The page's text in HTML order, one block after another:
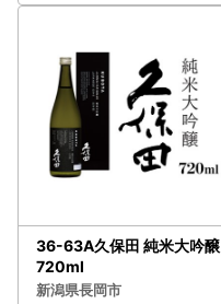
36-63A久保田 純米大吟醸
720ml
新潟県長岡市